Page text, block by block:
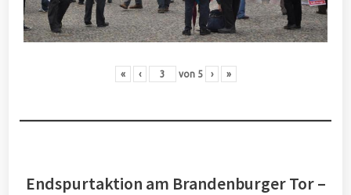
« ‹ von 5 › »
Endspurtaktion am Brandenburger Tor –